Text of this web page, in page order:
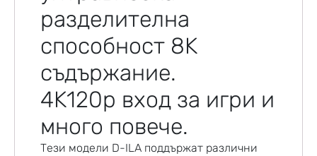
разделителна
способност 8K
съдържание.
4K120p вход за игри и
много повече.
Тези модели D-ILA поддържат различни